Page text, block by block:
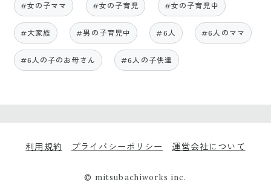
#女の子ママ #女の子育児 #女の子育児中
#大家族 #男の子育児中 #6人 #6人のママ
#6人の子のお母さん #6人の子供達
利用規約 プライバシーポリシー 運営会社について
© mitsubachiworks inc.